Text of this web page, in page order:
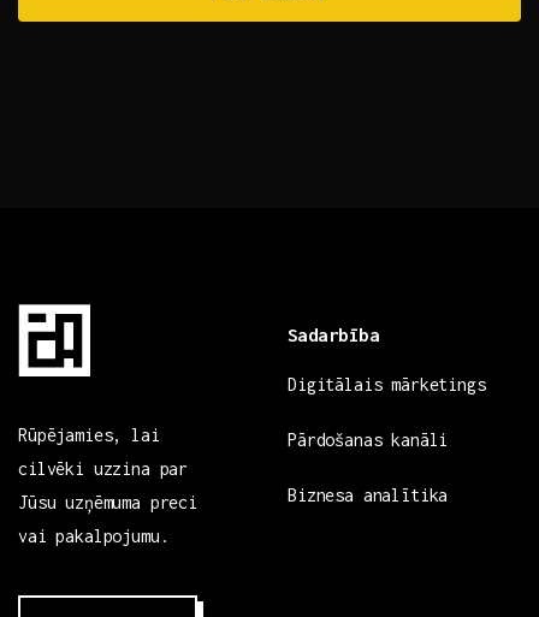
Rūpējamies, lai
cilvēki uzzina par
Jūsu uzņēmuma preci
vai pakalpojumu.
Sadarbība
Digitālais mārketings
Pārdošanas kanāli
Biznesa analītika